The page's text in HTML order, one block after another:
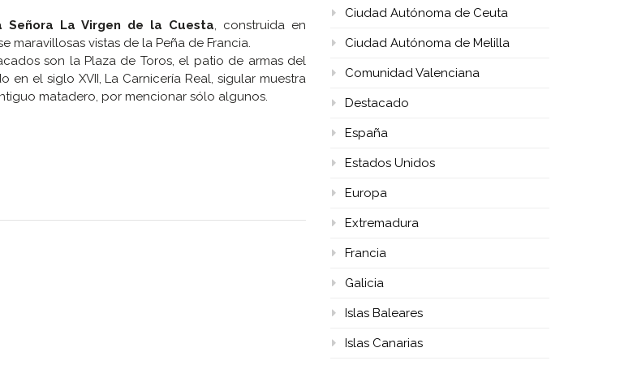
Señora La Virgen de la Cuesta , construida en
vistas de la Peña de Francia.
son la Plaza de Toros, el patio de armas del
el siglo XVII, La Carnicería Real, sigular muestra
matadero, por mencionar sólo algunos.
Ciudad Autónoma de Ceuta
Ciudad Autónoma de Melilla
Comunidad Valenciana
Destacado
España
Estados Unidos
Europa
Extremadura
Francia
Galicia
Islas Baleares
Islas Canarias